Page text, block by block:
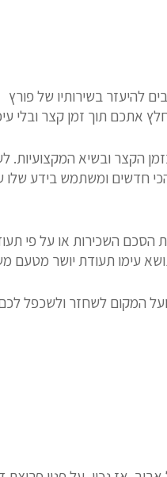
להיעזר בשירותיו של פורץ
אתכם תוך זמן קצר ובלי
הקצר ובשיא המקצועיות.
חדשים ומשתמש בידע
השכירות או על פי
עימו תעודת יושר מטעם
ועל המקום לשחזר ולשכפל